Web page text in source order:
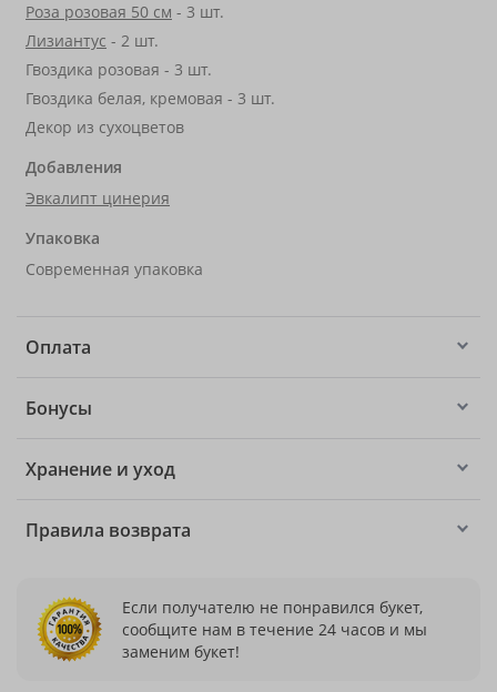
Роза розовая 50 см - 3 шт.
Лизиантус - 2 шт.
Гвоздика розовая - 3 шт.
Гвоздика белая, кремовая - 3 шт.
Декор из сухоцветов
Добавления
Эвкалипт цинерия
Упаковка
Современная упаковка
Оплата
Бонусы
Хранение и уход
Правила возврата
Если получателю не понравился букет,
сообщите нам в течение 24 часов и мы
заменим букет!